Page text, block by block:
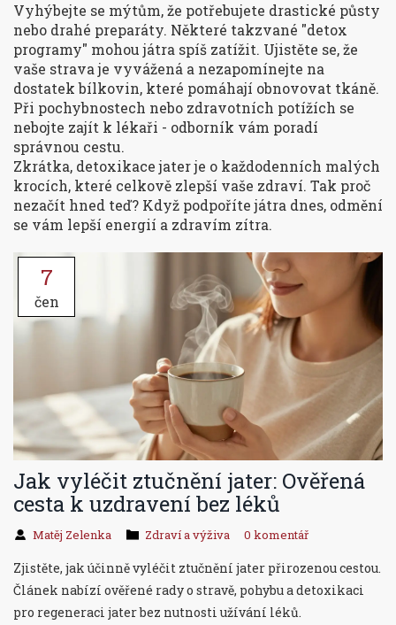
Vyhýbejte se mýtům, že potřebujete drastické půsty
nebo drahé preparáty. Některé takzvané "detox
programy" mohou játra spíš zatížit. Ujistěte se, že
vaše strava je vyvážená a nezapomínejte na
dostatek bílkovin, které pomáhají obnovovat tkáně.
Při pochybnostech nebo zdravotních potížích se
nebojte zajít k lékaři - odborník vám poradí
správnou cestu.
Zkrátka, detoxikace jater je o každodenních malých
krocích, které celkově zlepší vaše zdraví. Tak proč
nezačít hned teď? Když podpoříte játra dnes, odmění
se vám lepší energií a zdravím zítra.
7
čen
Jak vyléčit ztučnění jater: Ověřená
cesta k uzdravení bez léků
Matěj Zelenka Zdraví a výživa 0 komentář
Zjistěte, jak účinně vyléčit ztučnění jater přirozenou cestou.
Článek nabízí ověřené rady o stravě, pohybu a detoxikaci
pro regeneraci jater bez nutnosti užívání léků.